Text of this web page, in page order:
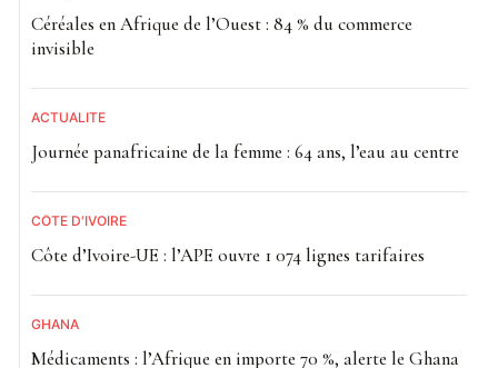
Céréales en Afrique de l’Ouest : 84 % du commerce
invisible
ACTUALITE
Journée panafricaine de la femme : 64 ans, l’eau au centre
CÔTE D'IVOIRE
Côte d’Ivoire-UE : l’APE ouvre 1 074 lignes tarifaires
GHANA
Médicaments : l’Afrique en importe 70 %, alerte le Ghana